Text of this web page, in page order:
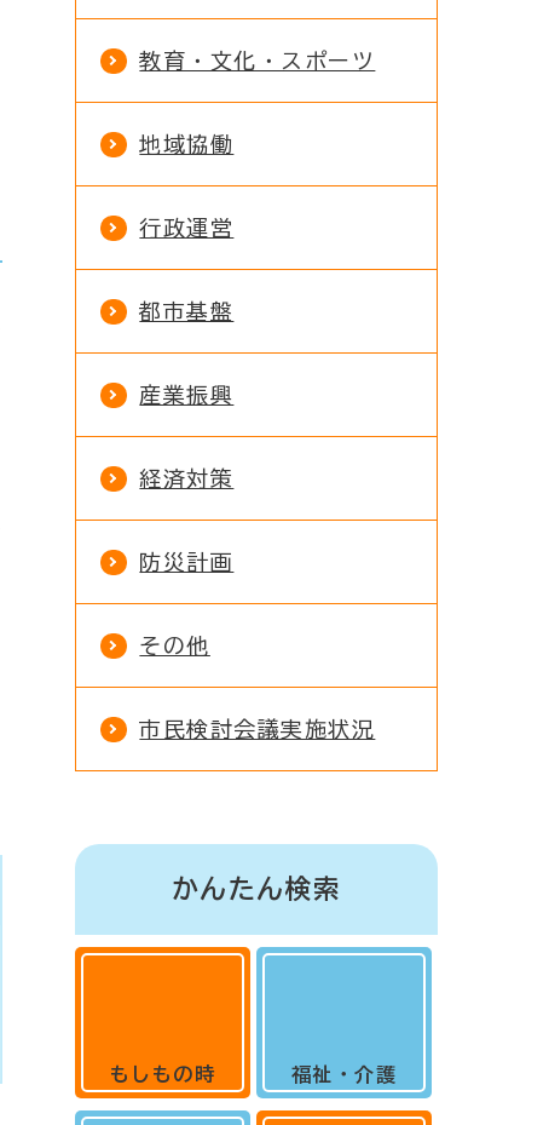
教育・文化・スポーツ
地域協働
行政運営
都市基盤
産業振興
経済対策
防災計画
その他
市民検討会議実施状況
かんたん検索
もしもの時 福祉・介護